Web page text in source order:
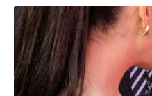
23.04.2026